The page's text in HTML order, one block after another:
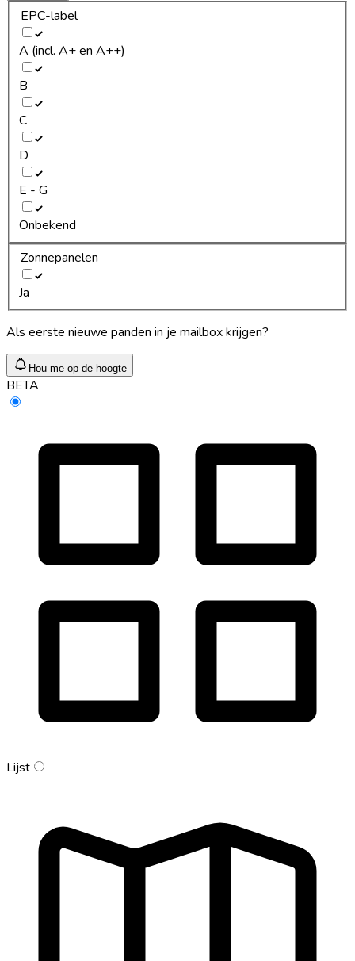
EPC-label
A (incl. A+ en A++)
B
C
D
E - G
Onbekend
Zonnepanelen
Ja
Als eerste nieuwe panden in je mailbox krijgen?
Hou me op de hoogte
BETA
Lijst